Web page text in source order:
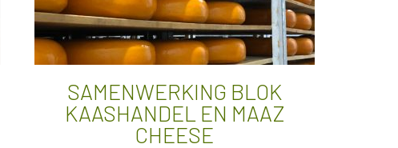
SAMENWERKING BLOK
KAASHANDEL EN MAAZ
CHEESE